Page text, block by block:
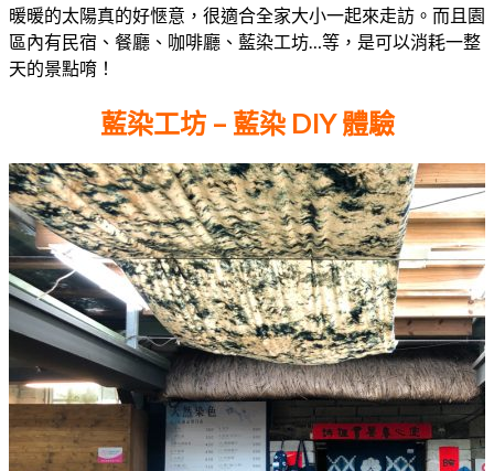
暖暖的太陽真的好愜意，很適合全家大小一起來走訪。而且園
區內有民宿、餐廳、咖啡廳、藍染工坊…等，是可以消耗一整
天的景點唷！
藍染工坊 – 藍染 DIY 體驗